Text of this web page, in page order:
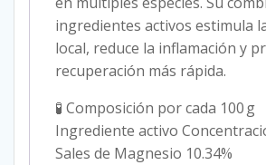
ingredientes activos estimula
local, reduce la inflamación y
recuperación más rápida.
🧪 Composición por cada 100 g
Ingrediente activo
Sales de Magnesio 10.34%